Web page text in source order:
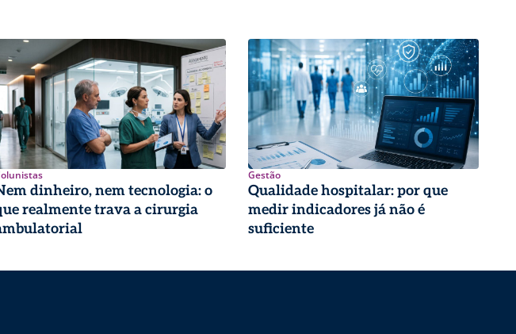
dinheiro, nem tecnologia: o
realmente trava a cirurgia
Gestão
Qualidade hospitalar: por que
medir indicadores já não é
suficiente